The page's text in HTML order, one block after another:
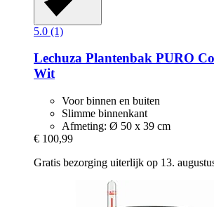
5.0 (1)
Lechuza Plantenbak PURO
Wit
Voor binnen en buiten
Slimme binnenkant
Afmeting: Ø 50 x 39 cm
€ 100,99
Gratis bezorging uiterlijk op 13.